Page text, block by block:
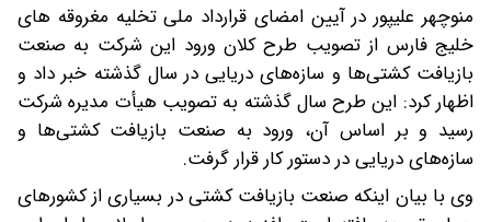
منوچهر علیپور در آیین امضای قرارداد ملی تخلیه مغروقه های
خلیج فارس از تصویب طرح کلان ورود این شرکت به صنعت
بازیافت کشتی‌ها و سازه‌های دریایی در سال گذشته خبر داد و
اظهار کرد: این طرح سال گذشته به تصویب هیأت مدیره شرکت
رسید و بر اساس آن، ورود به صنعت بازیافت کشتی‌ها و
سازه‌های دریایی در دستور کار قرار گرفت.
وی با بیان اینکه صنعت بازیافت کشتی در بسیاری از کشورهای